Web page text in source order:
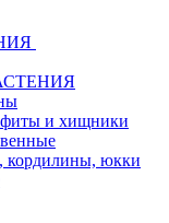
и хищники
кордилины, юкки